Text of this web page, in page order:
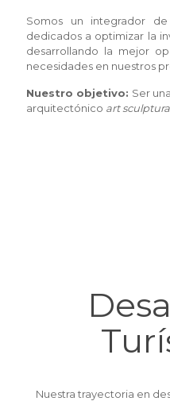
Somos un integrador
dedicados a optimizar la
desarrollando la mejor
necesidades en nuestros
Nuestro objetivo: Ser
arquitectónico art
Nuestra trayectoria en